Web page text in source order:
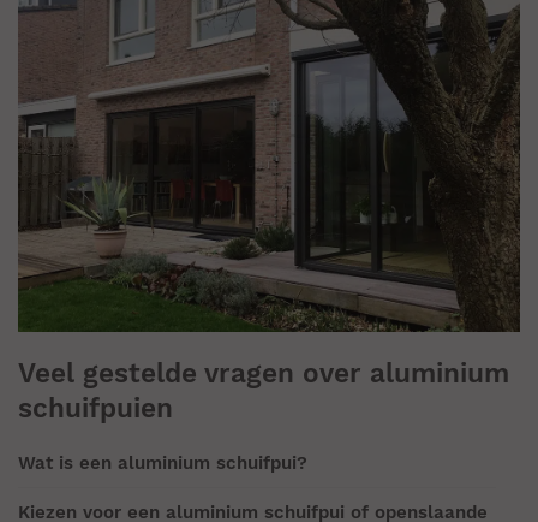
Veel gestelde vragen over aluminium
schuifpuien
Wat is een aluminium schuifpui?
Kiezen voor een aluminium schuifpui of openslaande